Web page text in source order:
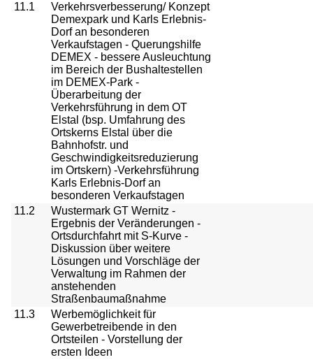
11.1
Verkehrsverbesserung/ Konzept
Demexpark und Karls Erlebnis-
Dorf an besonderen
Verkaufstagen - Querungshilfe
DEMEX - bessere Ausleuchtung
im Bereich der Bushaltestellen
im DEMEX-Park -
Überarbeitung der
Verkehrsführung in dem OT
Elstal (bsp. Umfahrung des
Ortskerns Elstal über die
Bahnhofstr. und
Geschwindigkeitsreduzierung
im Ortskern) -Verkehrsführung
Karls Erlebnis-Dorf an
besonderen Verkaufstagen
11.2
Wustermark GT Wernitz -
Ergebnis der Veränderungen -
Ortsdurchfahrt mit S-Kurve -
Diskussion über weitere
Lösungen und Vorschläge der
Verwaltung im Rahmen der
anstehenden
Straßenbaumaßnahme
11.3
Werbemöglichkeit für
Gewerbetreibende in den
Ortsteilen - Vorstellung der
ersten Ideen